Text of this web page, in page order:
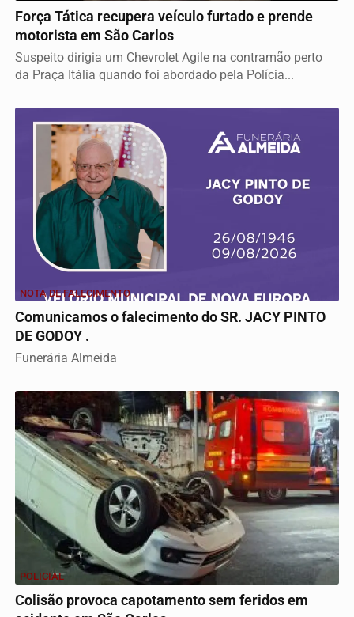
Força Tática recupera veículo furtado e prende
motorista em São Carlos
Suspeito dirigia um Chevrolet Agile na contramão perto
da Praça Itália quando foi abordado pela Polícia...
NOTA DE FALECIMENTO .
Comunicamos o falecimento do SR. JACY PINTO
DE GODOY .
Funerária Almeida
POLICIAL
Colisão provoca capotamento sem feridos em